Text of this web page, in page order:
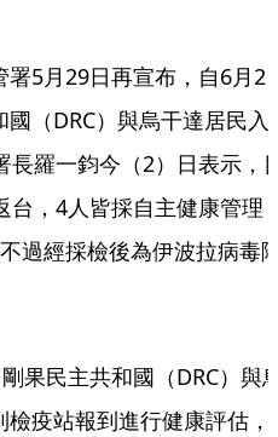
5月29日再宣布，自6月2
（DRC）與烏干達居民入
長羅一鈞今（2）日表示，
台，4人皆採自主健康管理
過經採檢後為伊波拉病毒
果民主共和國（DRC）與
疫站報到進行健康評估，